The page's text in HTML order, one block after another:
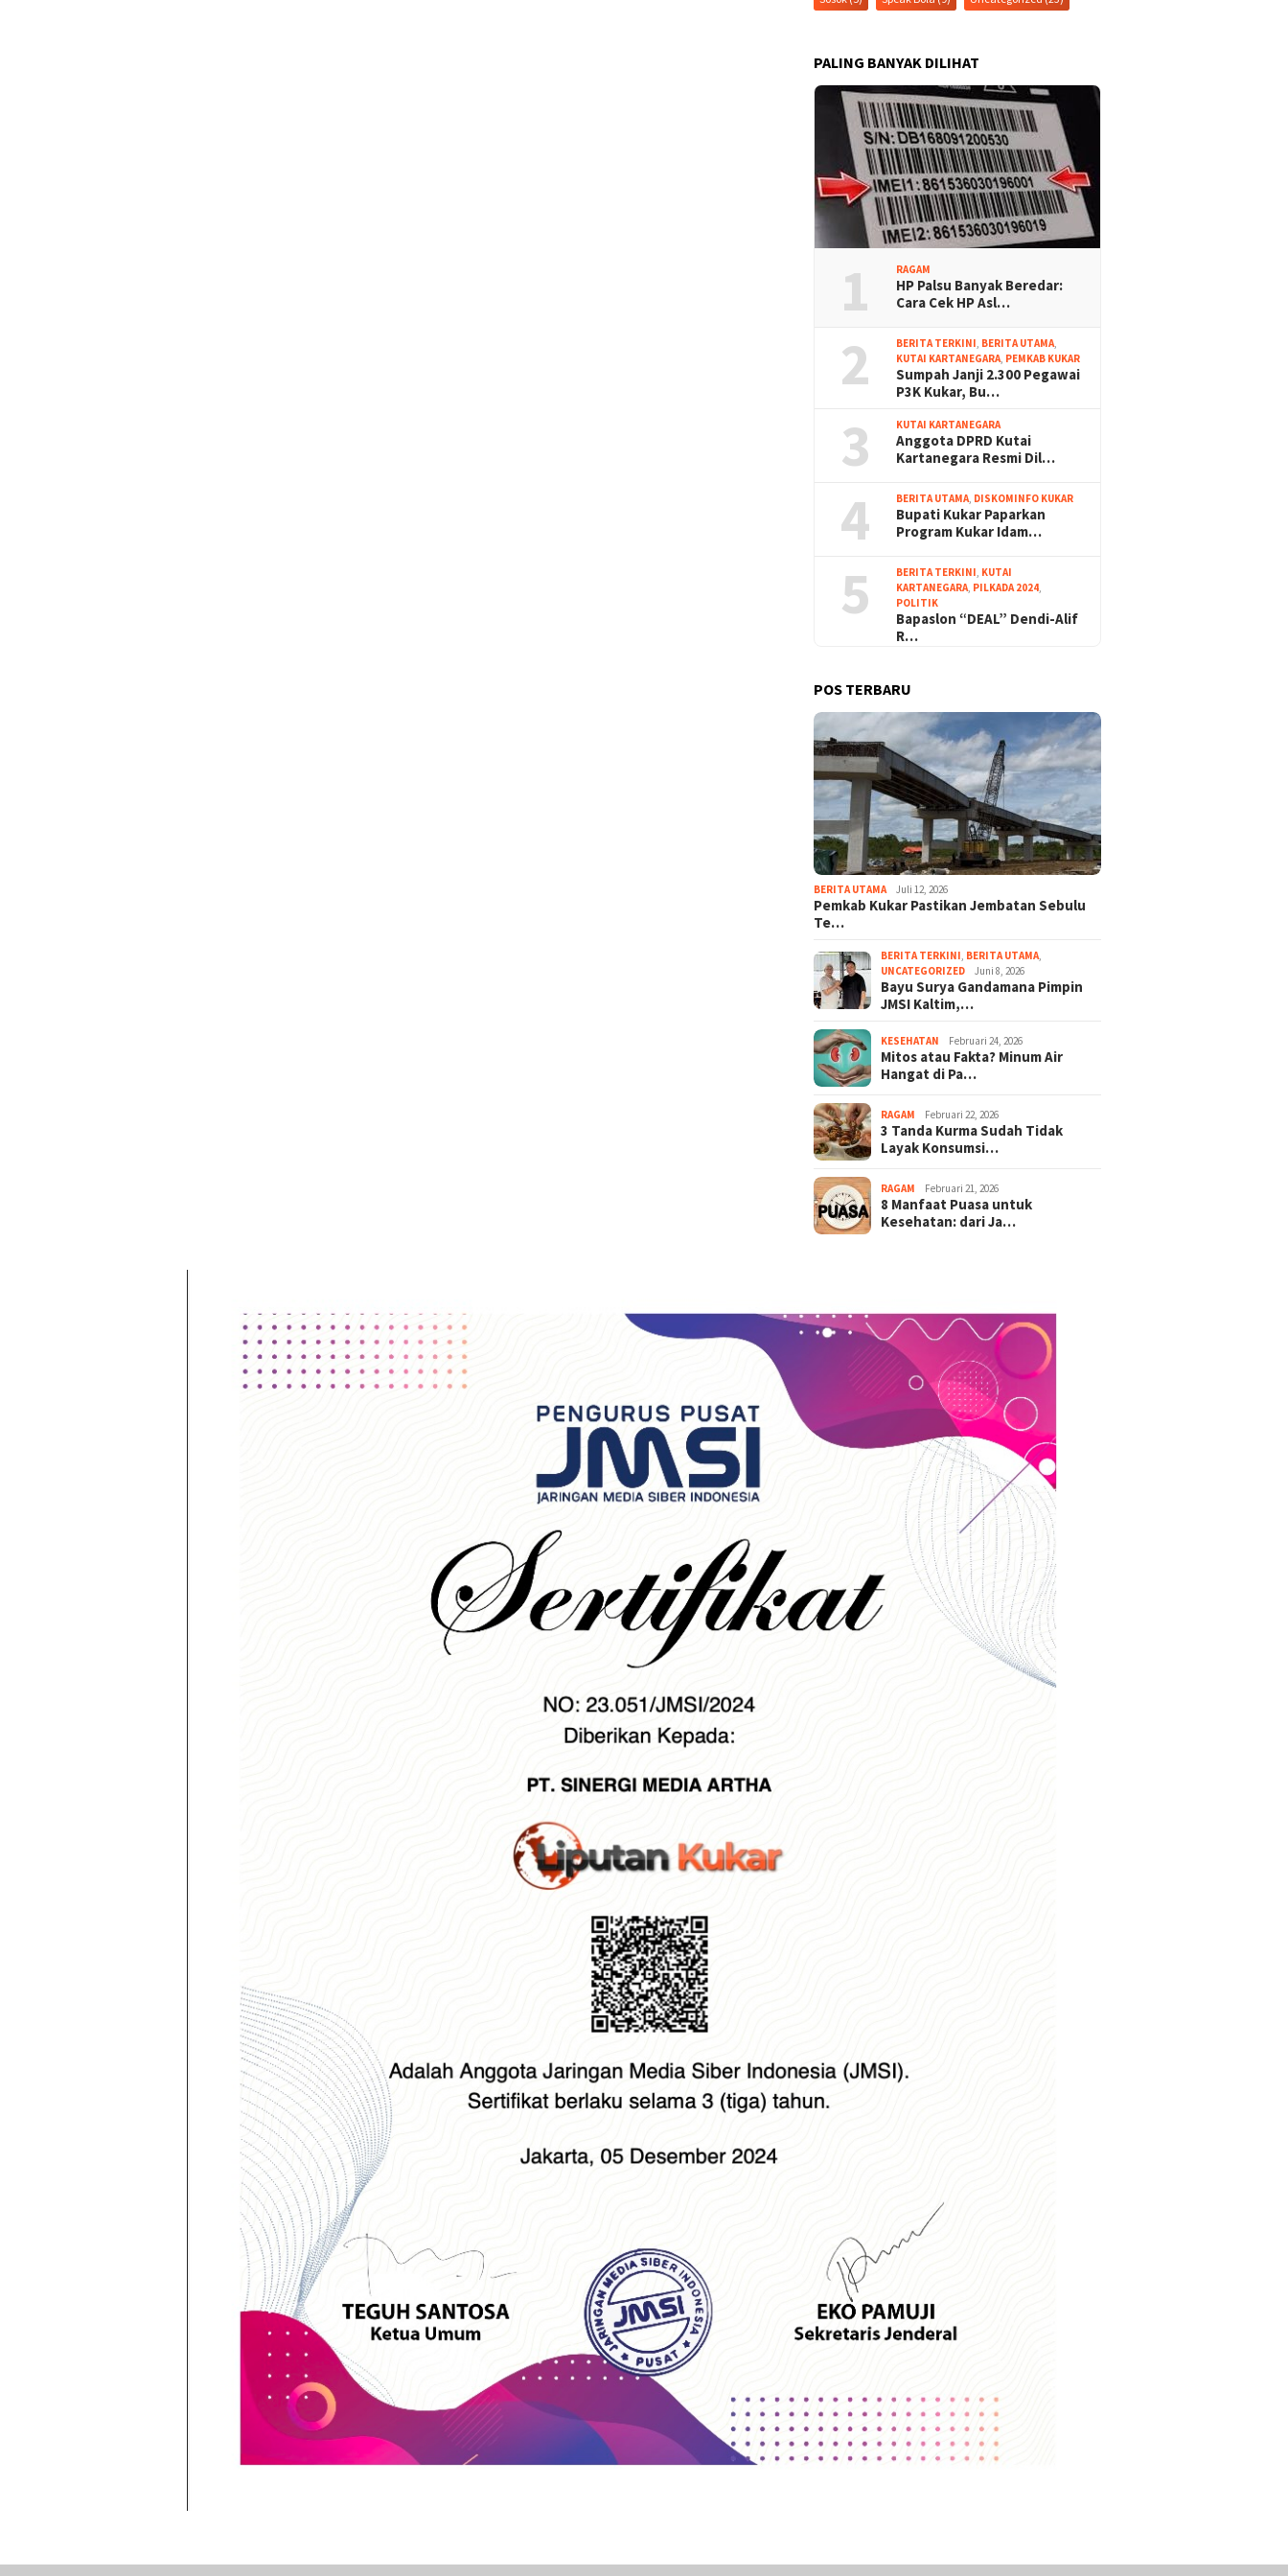
PALING BANYAK DILIHAT
1 RAGAM
HP Palsu Banyak Beredar:
Cara Cek HP Asl…
2 BERITA TERKINI BERITA UTAMA
KUTAI KARTANEGARA PEMKAB KUKAR
Sumpah Janji 2.300 Pegawai
P3K Kukar, Bu…
3 KUTAI KARTANEGARA
Anggota DPRD Kutai
Kartanegara Resmi Dil…
4 BERITA UTAMA DISKOMINFO KUKAR
Bupati Kukar Paparkan
Program Kukar Idam…
5 BERITA TERKINI KUTAI
KARTANEGARA PILKADA 2024
POLITIK
Bapaslon “DEAL” Dendi-Alif
R…
POS TERBARU
BERITA UTAMA Juli 12, 2026
Pemkab Kukar Pastikan Jembatan Sebulu
Te…
BERITA TERKINI BERITA UTAMA
UNCATEGORIZED
Juni 8, 2026
Bayu Surya Gandamana Pimpin
JMSI Kaltim,…
KESEHATAN Februari 24, 2026
Mitos atau Fakta? Minum Air
Hangat di Pa…
RAGAM Februari 22, 2026
3 Tanda Kurma Sudah Tidak
Layak Konsumsi…
RAGAM Februari 21, 2026
8 Manfaat Puasa untuk
Kesehatan: dari Ja…